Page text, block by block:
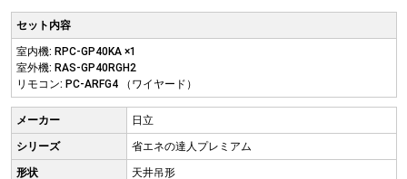
セット内容
室内機: RPC-GP40KA ×1
室外機: RAS-GP40RGH2
リモコン: PC-ARFG4 （ワイヤード）
メーカー 日立
シリーズ 省エネの達人プレミアム
形状 天井吊形